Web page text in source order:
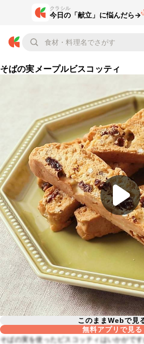
クラシル
今日の「献立」に悩んだら→
そばの実メープルビスコッティ
このままWebで見
無料アプリで見る
そばの実を使ったビスコッティはいかがで